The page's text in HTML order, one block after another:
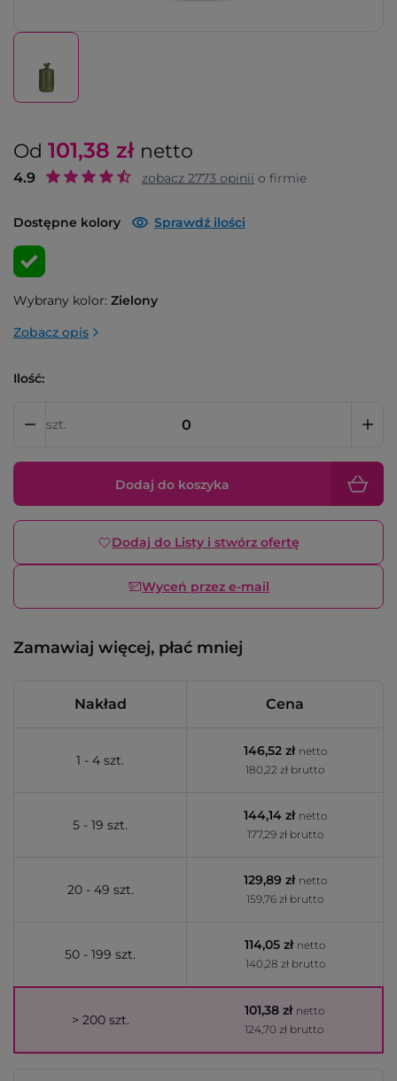
Od 101,38 zł netto
4.9 zobacz 2773 opinii o firmie
Dostępne kolory Sprawdź ilości
Wybrany kolor: Zielony
Zobacz opis
Ilość:
szt.
Dodaj do koszyka
Dodaj do Listy i stwórz ofertę
Wyceń przez e-mail
Zamawiaj więcej, płać mniej
Nakład Cena
1 - 4 szt.
146,52 zł netto
180,22 zł brutto
5 - 19 szt.
144,14 zł netto
177,29 zł brutto
20 - 49 szt.
129,89 zł netto
159,76 zł brutto
50 - 199 szt.
114,05 zł netto
140,28 zł brutto
> 200 szt.
101,38 zł netto
124,70 zł brutto